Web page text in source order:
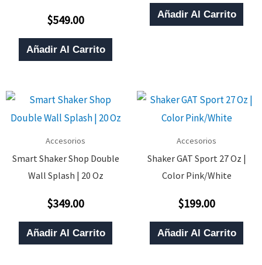
Valorado
0
De
5
$549.00
Añadir Al Carrito
De
5
Añadir Al Carrito
Accesorios
Smart Shaker Shop Double
Wall Splash | 20 Oz
Valorado
0
De
5
$349.00
Añadir Al Carrito
Accesorios
Shaker GAT Sport 27 Oz |
Color Pink/White
Valorado
0
De
5
$199.00
Añadir Al Carrito